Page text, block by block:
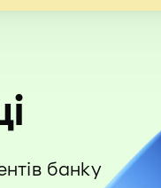
банку